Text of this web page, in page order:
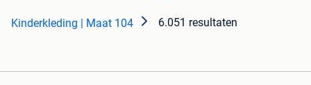
Kinderkleding | Maat 104 6.051 resultaten